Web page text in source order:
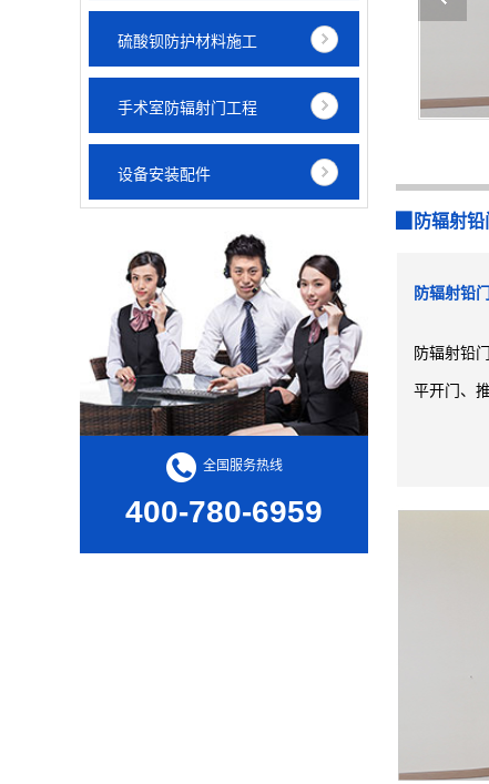
▉防辐射
防辐射铅
防辐射铅
平开门、
硫酸钡防护材料施工
手术室防辐射门工程
设备安装配件
全国服务热线
400-780-6959